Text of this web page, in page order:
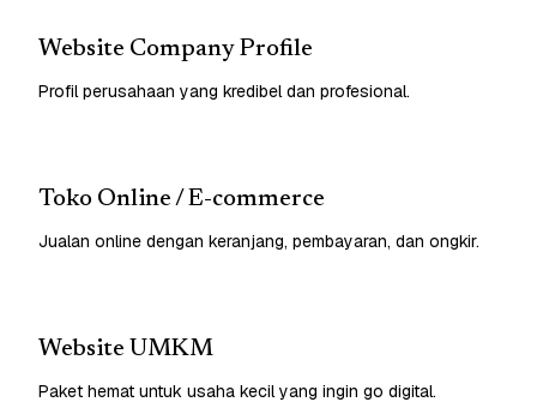
Website Company Profile
Profil perusahaan yang kredibel dan profesional.
Toko Online / E-commerce
Jualan online dengan keranjang, pembayaran, dan ongkir.
Website UMKM
Paket hemat untuk usaha kecil yang ingin go digital.